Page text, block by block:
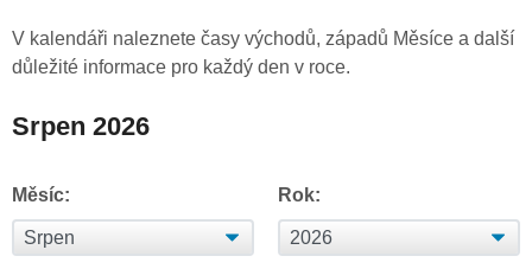
V kalendáři naleznete časy východů, západů Měsíce a další
důležité informace pro každý den v roce.
Srpen 2026
Měsíc: Rok: